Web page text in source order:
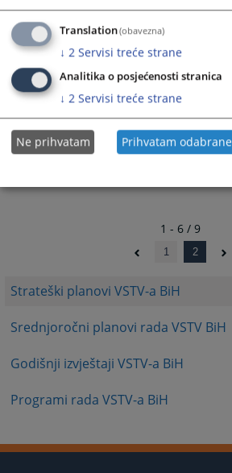
Strateški planovi VSTV-a BiH
Srednjoročni planovi rada VSTV BiH
Godišnji izvještaji VSTV-a BiH
Programi rada VSTV-a BiH
shortcuts
for
changing
dates.
for
changing
dates.
25.09.2014.
1 - 6 / 9
1 2
Translation(obavezna)
↓ 2 Servisi treće strane
Analitika o posjećenosti stranica
↓ 2 Servisi treće strane
Ne prihvatam Prihvatam odabrane